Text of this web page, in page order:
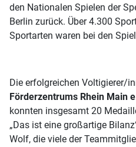
den Nationalen Spielen der
Berlin zurück. Über 4.300
Sportarten waren bei den
Die erfolgreichen Voltigierer/
Förderzentrums Rhein Main
konnten insgesamt 20
„Das ist eine großartige
Wolf, die viele der